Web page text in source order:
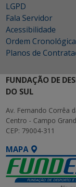
LGPD
Fala Servidor
Acessibilidade
Ordem
Planos de
FUNDAÇÃO DE
DO SUL
Av. Fernando Corrêa
Centro - Campo
CEP: 79004-311
MAPA